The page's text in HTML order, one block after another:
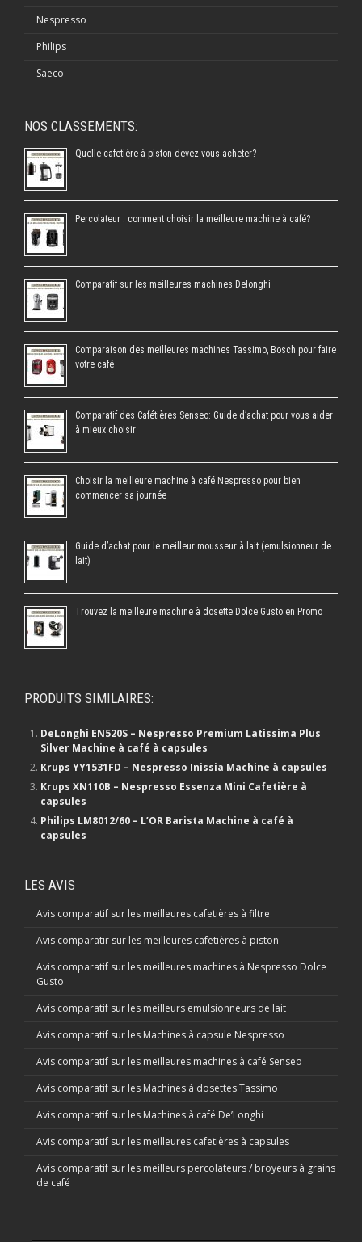
Nespresso
Philips
Saeco
NOS CLASSEMENTS:
Quelle cafetière à piston devez-vous acheter?
Percolateur : comment choisir la meilleure machine à café?
Comparatif sur les meilleures machines Delonghi
Comparaison des meilleures machines Tassimo, Bosch pour faire
votre café
Comparatif des Cafétières Senseo: Guide d’achat pour vous aider
à mieux choisir
Choisir la meilleure machine à café Nespresso pour bien
commencer sa journée
Guide d’achat pour le meilleur mousseur à lait (emulsionneur de
lait)
Trouvez la meilleure machine à dosette Dolce Gusto en Promo
PRODUITS SIMILAIRES:
DeLonghi EN520S – Nespresso Premium Latissima Plus
Silver Machine à café à capsules
Krups YY1531FD – Nespresso Inissia Machine à capsules
Krups XN110B – Nespresso Essenza Mini Cafetière à
capsules
Philips LM8012/60 – L’OR Barista Machine à café à
capsules
LES AVIS
Avis comparatif sur les meilleures cafetières à filtre
Avis comparatir sur les meilleures cafetières à piston
Avis comparatif sur les meilleures machines à Nespresso Dolce
Gusto
Avis comparatif sur les meilleurs emulsionneurs de lait
Avis comparatif sur les Machines à capsule Nespresso
Avis comparatif sur les meilleures machines à café Senseo
Avis comparatif sur les Machines à dosettes Tassimo
Avis comparatif sur les Machines à café De’Longhi
Avis comparatif sur les meilleures cafetières à capsules
Avis comparatif sur les meilleurs percolateurs / broyeurs à grains
de café